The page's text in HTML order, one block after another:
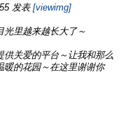
发表 [viewimg]
光里越来越长大了～
供关爱的平台～让我和那么
暖的花园～在这里谢谢你